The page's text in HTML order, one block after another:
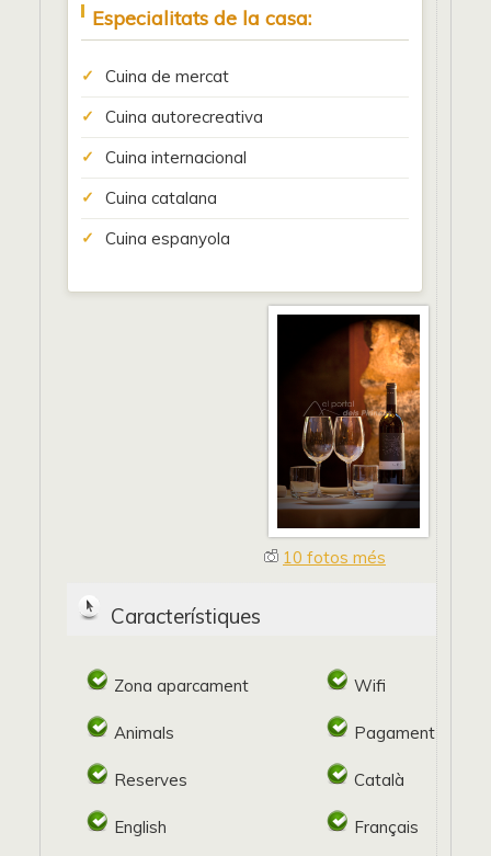
Especialitats de la casa:
Cuina de mercat
Cuina autorecreativa
Cuina internacional
Cuina catalana
Cuina espanyola
10 fotos més
Característiques
Zona aparcament Wifi
Animals Pagament
Reserves Català
English Français